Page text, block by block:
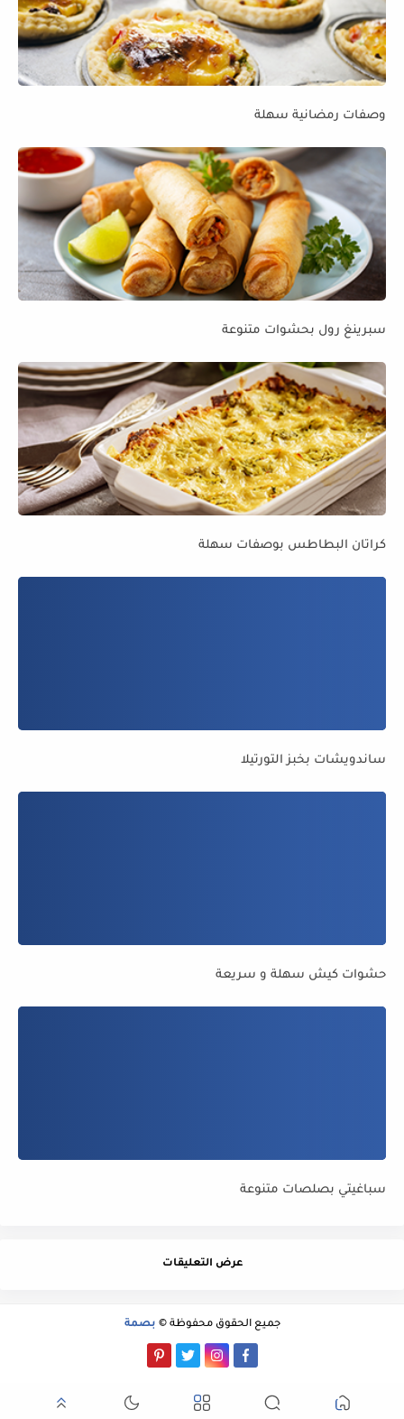
وصفات رمضانية سهلة
سبرينغ رول بحشوات متنوعة
كراتان البطاطس بوصفات سهلة
ساندويشات بخبز التورتيلا
حشوات كيش سهلة و سريعة
سباغيتي بصلصات متنوعة
عرض التعليقات
جميع الحقوق محفوظة © بصمة